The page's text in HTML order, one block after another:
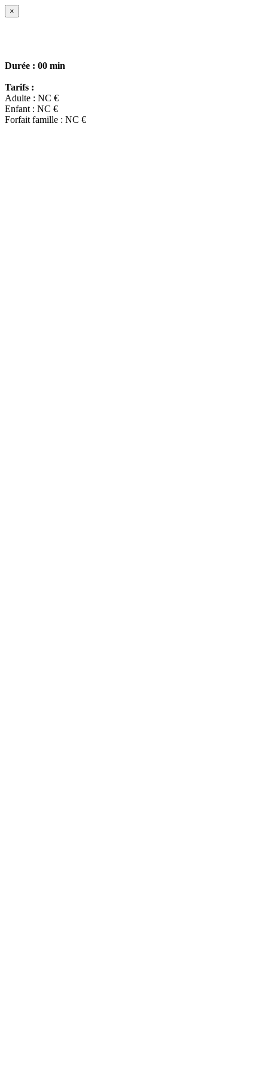
×
Durée : 00 min
Tarifs :
Adulte : NC €
Enfant : NC €
Forfait famille : NC €